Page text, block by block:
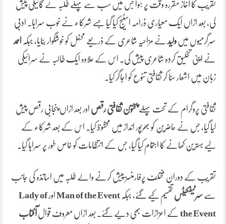
تقریب کا آغاز مقررہ وقت پر ہوا جس میں سب سے پہلے طلبہ نے گائیکی پیش
کی، بعد ازاں ایک معیاری ڈرامہ اسٹیج کیا گیا جسے شرکاء نے خوب سراہا۔ ادبی
سرگرمیوں میں ولید نے مزاحیہ شاعری کے ذریعے محفل کو خوشگوار بنایا، جبکہ احمد
نے اپنی تخلیق کردہ شاعری پیش کی۔ اس کے علاوہ ایک طالبہ نے سرائیکی
زبان میں اشعار سنا کر ثقافتی تنوع کو اجاگر کیا۔
ثقافتی پروگرام کے تحت پہلےپختون ثقافتی رقص اور بعد ازاں پنجابی رقص پیش
کیا گیا، جس نے حاضرین کو بھرپور انداز میں محظوظ کیا۔ اس کے بعد شرکاء کے
لیے بہترین کھانے کا اہتمام کیا گیا، جس کے انتظامات کو خاص طور پر سراہا گیا۔
تقریب کے دوران مختلف پرفارمنسز پیش کرنے والے طلبہ میں اساتذہ کی جانب
سے سرٹیفکیٹس تقسیم کیے گئے، جبکہ Man of the EventاورLady of
the Event کے اعزازات بھی دیے گئے۔ بعد ازاں معروف قوالآفتاب